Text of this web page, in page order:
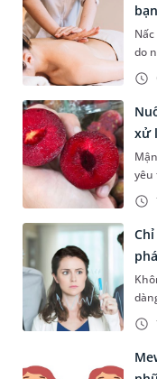
do
này
xử
yêu
sơ
hạt
gặp
xử
yếu